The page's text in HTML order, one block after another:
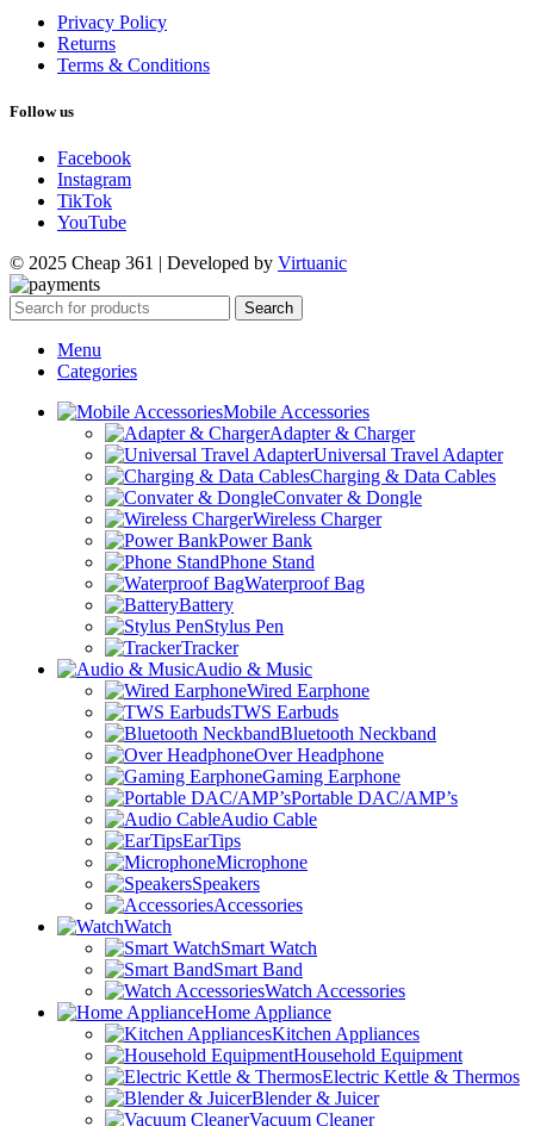
Privacy Policy
Returns
Terms & Conditions
Follow us
Facebook
Instagram
TikTok
YouTube
© 2025 Cheap 361 | Developed by Virtuanic
Search
Menu
Categories
Mobile Accessories
Adapter & Charger
Universal Travel Adapter
Charging & Data Cables
Convater & Dongle
Wireless Charger
Power Bank
Phone Stand
Waterproof Bag
Battery
Stylus Pen
Tracker
Audio & Music
Wired Earphone
TWS Earbuds
Bluetooth Neckband
Over Headphone
Gaming Earphone
Portable DAC/AMP’s
Audio Cable
EarTips
Microphone
Speakers
Accessories
Watch
Smart Watch
Smart Band
Watch Accessories
Home Appliance
Kitchen Appliances
Household Equipment
Electric Kettle & Thermos
Blender & Juicer
Vacuum Cleaner